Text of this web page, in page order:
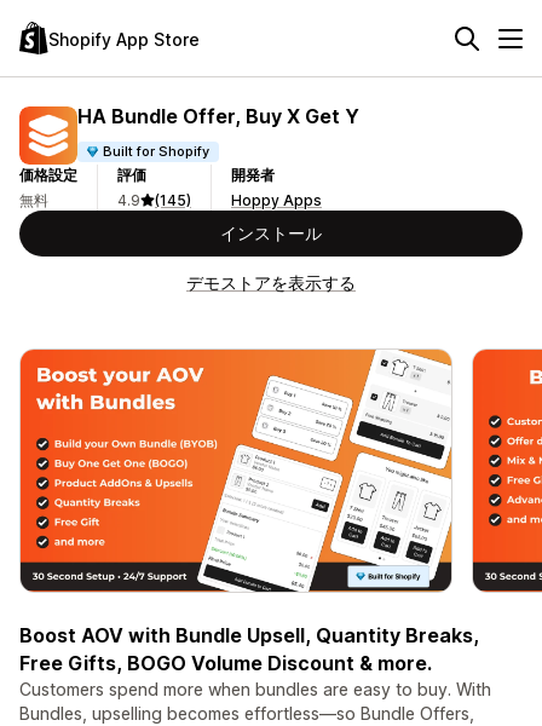
Shopify App Store
HA Bundle Offer, Buy X Get Y
Built for Shopify
価格設定
無料
評価
4.9
(145)
開発者
Hoppy Apps
インストール
デモストアを表示する
Boost AOV with Bundle Upsell, Quantity Breaks,
Free Gifts, BOGO Volume Discount & more.
Customers spend more when bundles are easy to buy. With
Bundles, upselling becomes effortless—so Bundle Offers,